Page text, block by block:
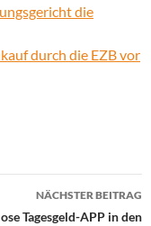
die
durch die EZB vor
NÄCHSTER BEITRAG
Tagesgeld-APP in den